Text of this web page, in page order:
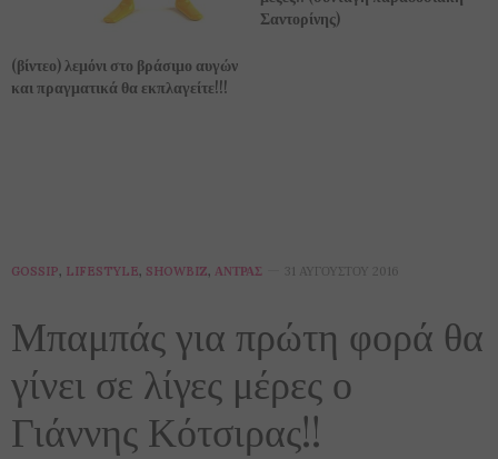
(βίντεο) λεμόνι στο βράσιμο αυγών
και πραγματικά θα εκπλαγείτε!!!
Σαντορίνης)
GOSSIP, LIFESTYLE, SHOWBIZ, ΆΝΤΡΑΣ 31 ΑΥΓΟΎΣΤΟΥ 2016
Μπαμπάς για πρώτη φορά θα
γίνει σε λίγες μέρες ο
Γιάννης Κότσιρας!!